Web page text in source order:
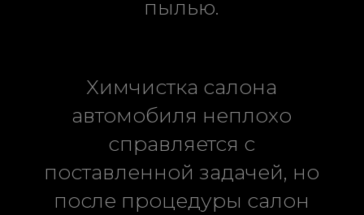
пылью.
Химчистка салона
автомобиля неплохо
справляется с
поставленной задачей, но
после процедуры салон